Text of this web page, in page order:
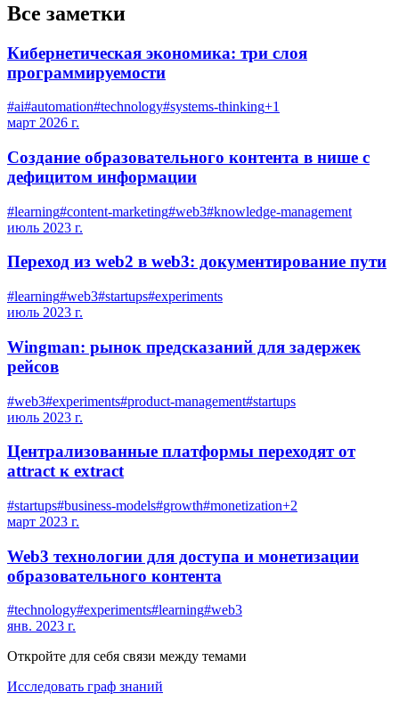
Все заметки
Кибернетическая экономика: три слоя
программируемости
#ai#automation#technology#systems-thinking+1
март 2026 г.
Создание образовательного контента в нише с
дефицитом информации
#learning#content-marketing#web3#knowledge-management
июль 2023 г.
Переход из web2 в web3: документирование пути
#learning#web3#startups#experiments
июль 2023 г.
Wingman: рынок предсказаний для задержек
рейсов
#web3#experiments#product-management#startups
июль 2023 г.
Централизованные платформы переходят от
attract к extract
#startups#business-models#growth#monetization+2
март 2023 г.
Web3 технологии для доступа и монетизации
образовательного контента
#technology#experiments#learning#web3
янв. 2023 г.
Откройте для себя связи между темами
Исследовать граф знаний